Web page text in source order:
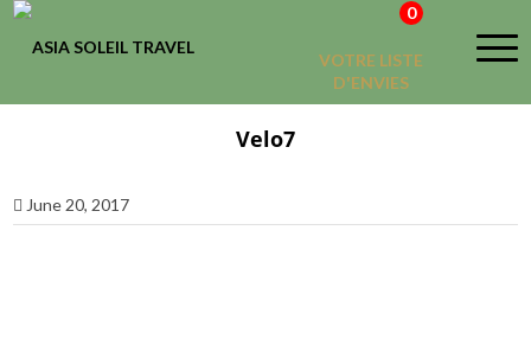
VOTRE LISTE
D'ENVIES
0
Velo7
June 20, 2017